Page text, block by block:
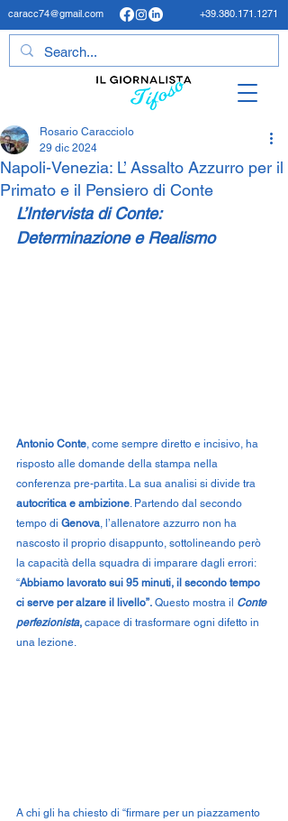
caracc74@gmail.com +39.380.171.1271
Napoli-Venezia: L’ Assalto Azzurro per il
Primato e il Pensiero di Conte
Rosario Caracciolo
29 dic 2024
L’Intervista di Conte:
Determinazione e Realismo
Antonio Conte , come sempre diretto e incisivo, ha
risposto alle domande della stampa nella
conferenza pre-partita. La sua analisi si divide tra
autocritica e ambizione . Partendo dal secondo
tempo di Genova , l’allenatore azzurro non ha
nascosto il proprio disappunto, sottolineando però
la capacità della squadra di imparare dagli errori:
“Abbiamo lavorato sui 95 minuti, il secondo tempo
ci serve per alzare il livello”. Questo mostra il Conte
perfezionista, capace di trasformare ogni difetto in
una lezione.
A chi gli ha chiesto di “firmare per un piazzamento